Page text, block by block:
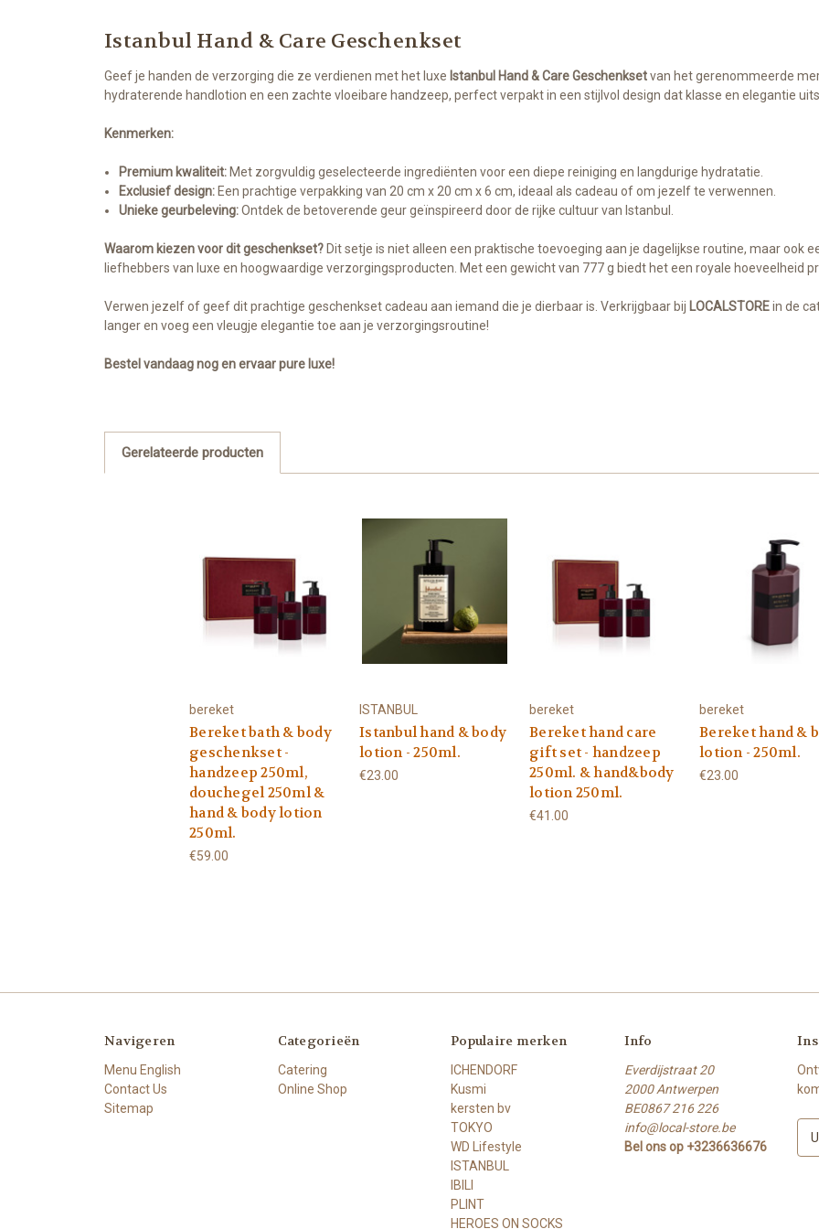
Istanbul Hand & Care Geschenkset
Geef je handen de verzorging die ze verdienen met het luxe Istanbul Hand & Care Geschenksetvan het gerenommeerde
hydraterende handlotion en een zachte vloeibare handzeep, perfect verpakt in een stijlvol design dat klasse en elegantie
Kenmerken:
Premium kwaliteit: Met zorgvuldig geselecteerde ingrediënten voor een diepe reiniging en langdurige hydratatie.
Exclusief design: Een prachtige verpakking van 20 cm x 20 cm x 6 cm, ideaal als cadeau of om jezelf te verwennen.
Unieke geurbeleving:Ontdek de betoverende geur geïnspireerd door de rijke cultuur van Istanbul.
Waarom kiezen voor dit geschenkset? Dit setje is niet alleen een praktische toevoeging aan je dagelijkse routine, maar ook
liefhebbers van luxe en hoogwaardige verzorgingsproducten. Met een gewicht van 777 g biedt het een royale hoeveelheid
Verwen jezelf of geef dit prachtige geschenkset cadeau aan iemand die je dierbaar is. Verkrijgbaar bij LOCALSTOREin de
langer en voeg een vleugje elegantie toe aan je verzorgingsroutine!
Bestel vandaag nog en ervaar pure luxe!
Gerelateerde producten
bereket
Bereket bath & body
geschenkset -
handzeep 250ml,
douchegel 250ml &
hand & body lotion
250ml.
€59.00
ISTANBUL
Istanbul hand & body
lotion - 250ml.
€23.00
bereket
Bereket hand care
gift set - handzeep
250ml. & hand&body
lotion 250ml.
€41.00
bereket
Bereket hand &
lotion - 250ml.
€23.00
Navigeren
Menu English
Contact Us
Sitemap
Categorieën
Catering
Online Shop
Populaire merken
ICHENDORF
Kusmi
kersten bv
TOKYO
WD Lifestyle
ISTANBUL
IBILI
PLINT
HEROES ON SOCKS
Info
Everdijstraat 20
2000 Antwerpen
BE0867 216 226
info@local-store.be
Bel ons op +3236636676
E